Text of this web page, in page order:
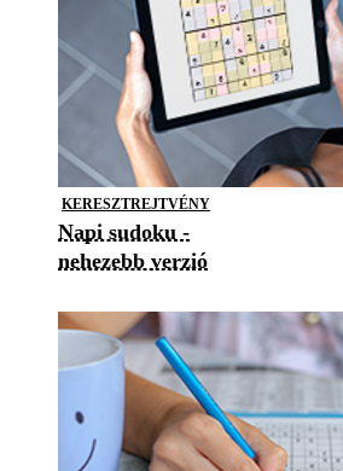
KERESZTREJTVÉNY
Napi sudoku -
nehezebb verzió